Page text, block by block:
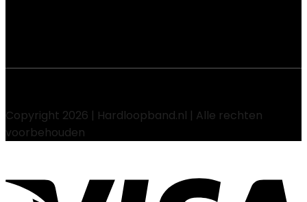
Copyright 2026 | Hardloopband.nl | Alle rechten
voorbehouden